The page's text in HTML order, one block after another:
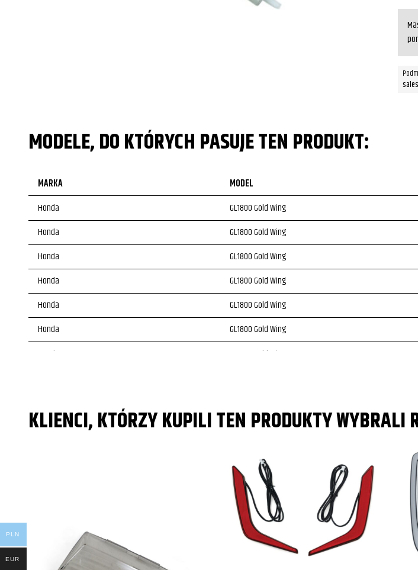
MODELE, DO KTÓRYCH PASUJE TEN PRODUKT:
MARKA MODEL
Honda
GL1800 Gold Wing
Honda
GL1800 Gold Wing
Honda
GL1800 Gold Wing
Honda
GL1800 Gold Wing
Honda
GL1800 Gold Wing
Honda
GL1800 Gold Wing
Honda
GL1800 Gold Wing
Honda
GL1800 Gold Wing
GL1800 Gold Wing
GL1800 Gold Wing
KLIENCI, KTÓRZY KUPILI TEN PRODUKTY WYBRALI
PLN
EUR